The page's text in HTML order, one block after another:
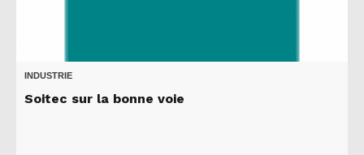
INDUSTRIE
Soitec sur la bonne voie